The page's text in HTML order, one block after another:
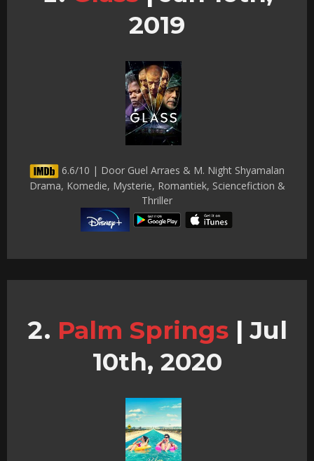
2019
6.6/10 | Door Guel Arraes & M. Night Shyamalan
Drama, Komedie, Mysterie, Romantiek, Sciencefiction &
Thriller
Palm Springs | Jul
10th, 2020